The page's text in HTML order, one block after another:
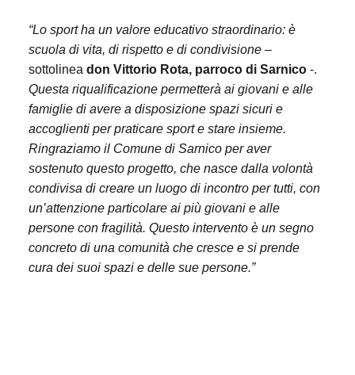
“Lo sport ha un valore educativo straordinario: è
scuola di vita, di rispetto e di condivisione –
sottolinea don Vittorio Rota, parroco di Sarnico -.
Questa riqualificazione permetterà ai giovani e alle
famiglie di avere a disposizione spazi sicuri e
accoglienti per praticare sport e stare insieme.
Ringraziamo il Comune di Sarnico per aver
sostenuto questo progetto, che nasce dalla volontà
condivisa di creare un luogo di incontro per tutti, con
un’attenzione particolare ai più giovani e alle
persone con fragilità. Questo intervento è un segno
concreto di una comunità che cresce e si prende
cura dei suoi spazi e delle sue persone.”